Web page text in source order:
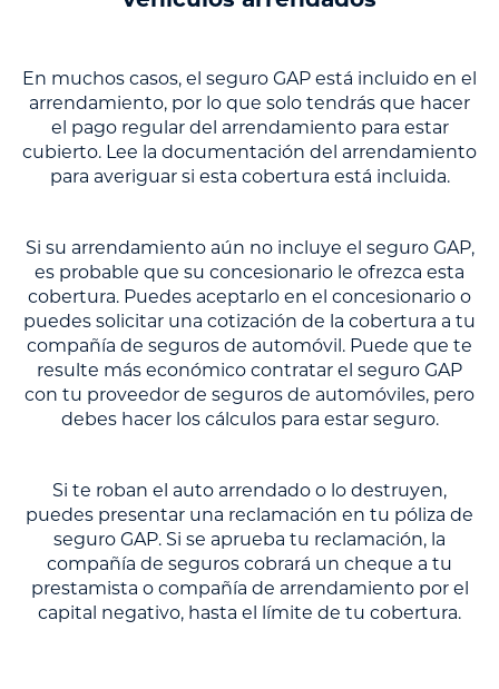
En muchos casos, el seguro GAP está incluido en el
arrendamiento, por lo que solo tendrás que hacer
el pago regular del arrendamiento para estar
cubierto. Lee la documentación del arrendamiento
para averiguar si esta cobertura está incluida.
Si su arrendamiento aún no incluye el seguro GAP,
es probable que su concesionario le ofrezca esta
cobertura. Puedes aceptarlo en el concesionario o
puedes solicitar una cotización de la cobertura a tu
compañía de seguros de automóvil. Puede que te
resulte más económico contratar el seguro GAP
con tu proveedor de seguros de automóviles, pero
debes hacer los cálculos para estar seguro.
Si te roban el auto arrendado o lo destruyen,
puedes presentar una reclamación en tu póliza de
seguro GAP. Si se aprueba tu reclamación, la
compañía de seguros cobrará un cheque a tu
prestamista o compañía de arrendamiento por el
capital negativo, hasta el límite de tu cobertura.